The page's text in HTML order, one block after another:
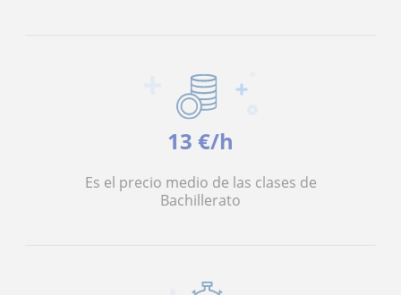
13 €/h
Es el precio medio de las clases de
Bachillerato